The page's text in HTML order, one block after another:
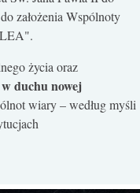
założenia Wspólnoty
życia oraz
duchu nowej
wiary – według myśli